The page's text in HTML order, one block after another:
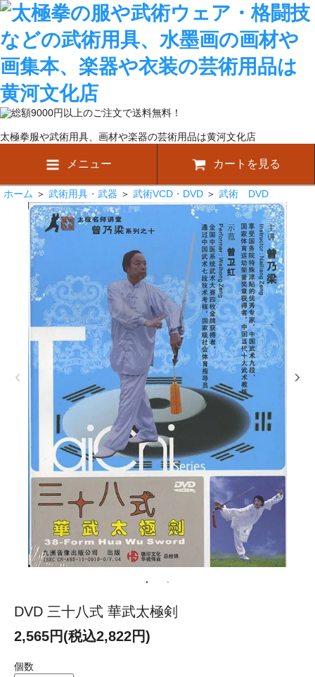
太極拳服や武術用具、画材や楽器の芸術用品は黄河文化店
メニュー カートを見る
ホーム ＞ 武術用具・武器 ＞ 武術VCD・DVD ＞ 武術 DVD
DVD 三十八式 華武太極剣
2,565円(税込2,822円)
個数